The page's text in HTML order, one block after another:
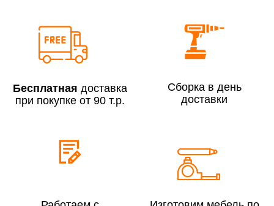
Сборка по Москве в будние дни при заказе:
До 300 000 руб.
Сборка по Московской области при заказе:
До 300 000 руб.
Бесплатная доставка
при покупке от 90 т.р.
Сборка в день
доставки